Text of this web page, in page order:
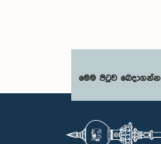
මෙම පිටුව බෙදාගන්න